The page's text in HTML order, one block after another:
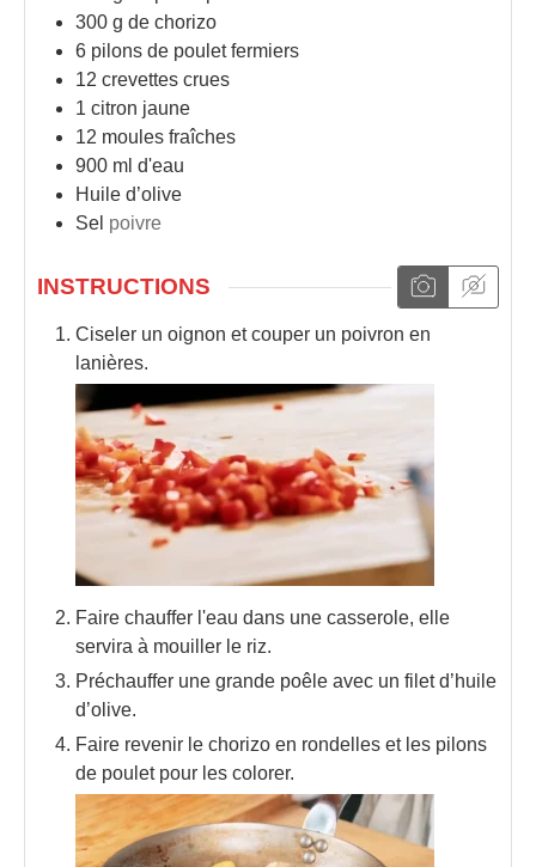
300 g de chorizo
6 pilons de poulet fermiers
12 crevettes crues
1 citron jaune
12 moules fraîches
900 ml d'eau
Huile d’olive
Sel poivre
INSTRUCTIONS
Ciseler un oignon et couper un poivron en
lanières.
Faire chauffer l'eau dans une casserole, elle
servira à mouiller le riz.
Préchauffer une grande poêle avec un filet d’huile
d’olive.
Faire revenir le chorizo en rondelles et les pilons
de poulet pour les colorer.